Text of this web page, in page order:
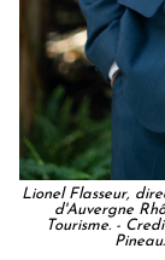
Lionel Flasseur,
d'Auvergne
Tourisme. -
Pineau.